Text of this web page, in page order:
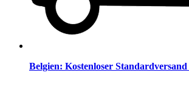
Belgien: Kostenloser Standardversand